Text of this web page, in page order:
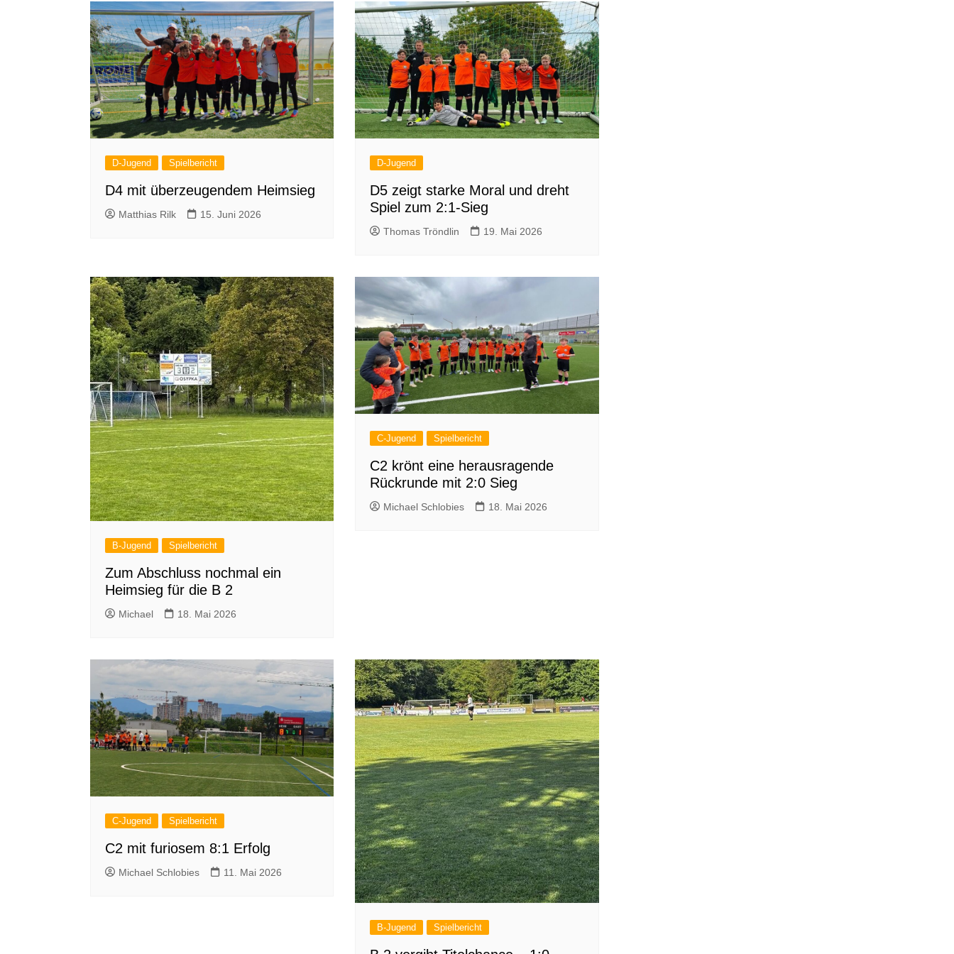
D-Jugend Spielbericht
D4 mit überzeugendem Heimsieg
Matthias Rilk 15. Juni 2026
D-Jugend
D5 zeigt starke Moral und dreht
Spiel zum 2:1-Sieg
Thomas Tröndlin 19. Mai 2026
B-Jugend Spielbericht
Zum Abschluss nochmal ein
Heimsieg für die B 2
Michael 18. Mai 2026
C-Jugend Spielbericht
C2 krönt eine herausragende
Rückrunde mit 2:0 Sieg
Michael Schlobies 18. Mai 2026
C-Jugend Spielbericht
C2 mit furiosem 8:1 Erfolg
Michael Schlobies 11. Mai 2026
B-Jugend Spielbericht